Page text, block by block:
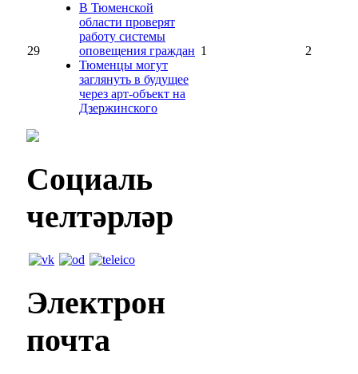
29
В Тюменской
области проверят
работу системы
оповещения граждан
Тюменцы могут
заглянуть в будущее
через арт-объект на
Дзержинского
1 2
Социаль
челтәрләр
Электрон
почта